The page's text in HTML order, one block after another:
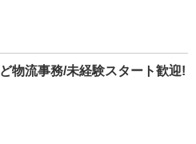
物流事務/未経験スタート歓迎!